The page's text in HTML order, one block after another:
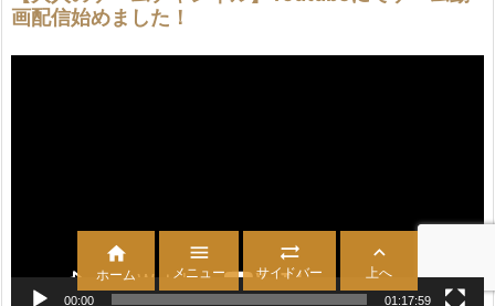
画配信始めました！
00:00 01:17:59

ホーム

メニュー

サイドバー

上へ